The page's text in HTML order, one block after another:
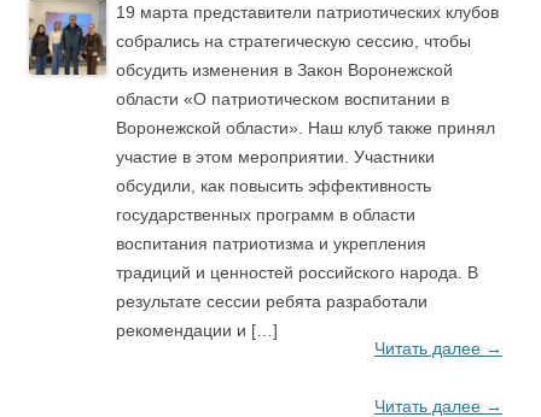
19 марта представители патриотических клубов
собрались на стратегическую сессию, чтобы
обсудить изменения в Закон Воронежской
области «О патриотическом воспитании в
Воронежской области». Наш клуб также принял
участие в этом мероприятии. Участники
обсудили, как повысить эффективность
государственных программ в области
воспитания патриотизма и укрепления
традиций и ценностей российского народа. В
результате сессии ребята разработали
рекомендации и […]
Читать далее →
Читать далее →